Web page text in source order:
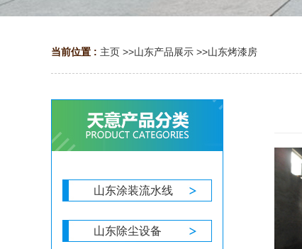
当前位置 : 主页 >>山东产品展示 >>山东烤漆房
山东涂装流水线
山东除尘设备